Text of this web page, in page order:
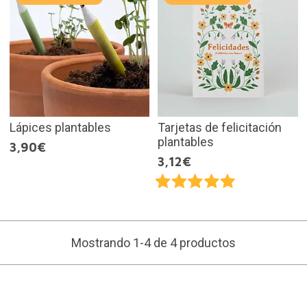
Lápices plantables
3,90€
Tarjetas de felicitación
plantables
3,12€
Mostrando 1-4 de 4 productos